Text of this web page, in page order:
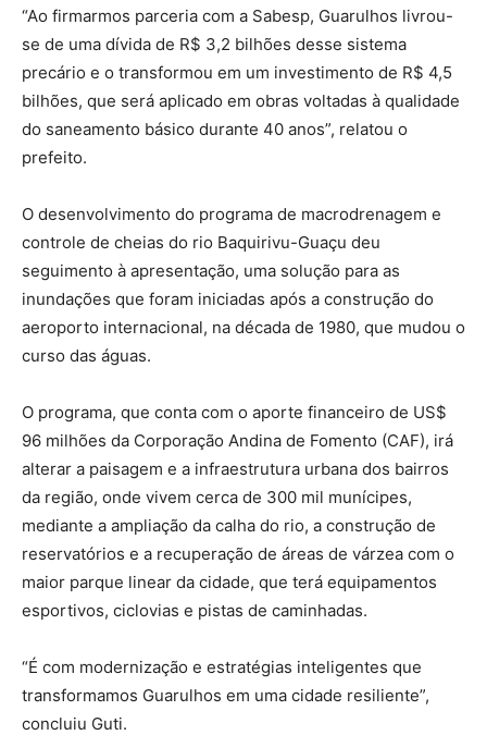
“Ao firmarmos parceria com a Sabesp, Guarulhos livrou-
se de uma dívida de R$ 3,2 bilhões desse sistema
precário e o transformou em um investimento de R$ 4,5
bilhões, que será aplicado em obras voltadas à qualidade
do saneamento básico durante 40 anos”, relatou o
prefeito.
O desenvolvimento do programa de macrodrenagem e
controle de cheias do rio Baquirivu-Guaçu deu
seguimento à apresentação, uma solução para as
inundações que foram iniciadas após a construção do
aeroporto internacional, na década de 1980, que mudou o
curso das águas.
O programa, que conta com o aporte financeiro de US$
96 milhões da Corporação Andina de Fomento (CAF), irá
alterar a paisagem e a infraestrutura urbana dos bairros
da região, onde vivem cerca de 300 mil munícipes,
mediante a ampliação da calha do rio, a construção de
reservatórios e a recuperação de áreas de várzea com o
maior parque linear da cidade, que terá equipamentos
esportivos, ciclovias e pistas de caminhadas.
“É com modernização e estratégias inteligentes que
transformamos Guarulhos em uma cidade resiliente”,
concluiu Guti.